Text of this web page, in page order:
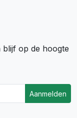
op de hoogte
Aanmelden